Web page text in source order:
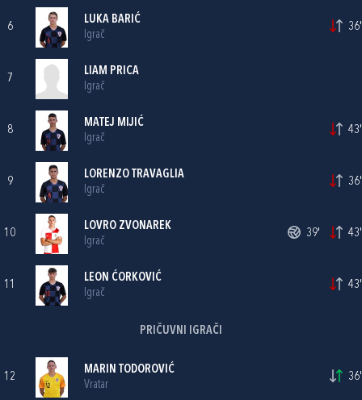
6
LUKA BARIĆ
Igrač
36'
7
LIAM PRICA
Igrač
8
MATEJ MIJIĆ
Igrač
43'
9
LORENZO TRAVAGLIA
Igrač
36'
10
LOVRO ZVONAREK
Igrač
39' 43'
11
LEON ĆORKOVIĆ
Igrač
43'
PRIČUVNI IGRAČI
12
MARIN TODOROVIĆ
Vratar
36'